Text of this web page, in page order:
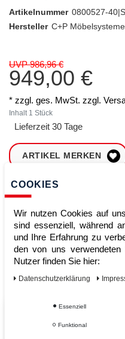
Artikelnummer 0800527-
Hersteller C+P Möbelsysteme
UVP 986,96 €
949,00 €
* zzgl. ges. MwSt. zzgl.
Inhalt 1 Stück
Lieferzeit 30 Tage
ARTIKEL MERKEN
ZUM WARENKORB
Sofort lieferbar
Kauf auf Rechnung
COOKIES
Wir nutzen Cookies auf
sind essenziell, während
und Ihre Erfahrung zu
den von uns
Nutzer finden Sie hier:
Daten­schutz­erklärung
Essenziell
Funktional